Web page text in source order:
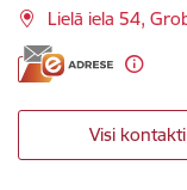
Lielā iela 54,
Visi kontakti